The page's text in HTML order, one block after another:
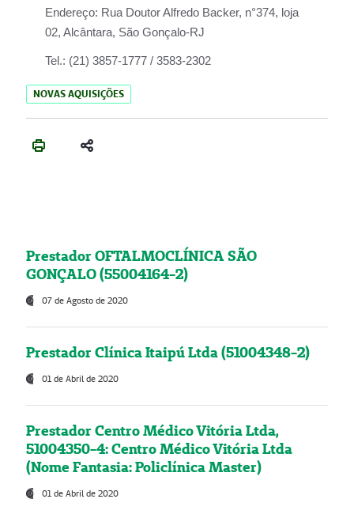
Endereço: Rua Doutor Alfredo Backer, n°374, loja
02, Alcântara, São Gonçalo-RJ
Tel.: (21) 3857-1777 / 3583-2302
NOVAS AQUISIÇÕES
Prestador OFTALMOCLÍNICA SÃO
GONÇALO (55004164-2)
07 de Agosto de 2020
Prestador Clínica Itaipú Ltda (51004348-2)
01 de Abril de 2020
Prestador Centro Médico Vitória Ltda,
51004350-4: Centro Médico Vitória Ltda
(Nome Fantasia: Policlínica Master)
01 de Abril de 2020